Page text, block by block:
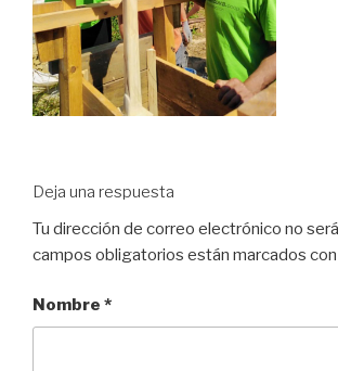
Deja una respuesta
Tu dirección de correo electrónico no
campos obligatorios están marcados con
Nombre *